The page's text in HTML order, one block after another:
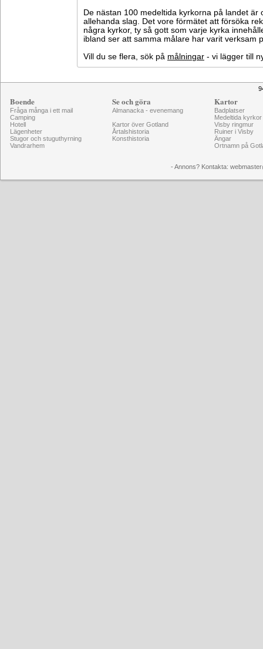
De nästan 100 medeltida kyrkorna på landet är
allehanda slag. Det vore förmätet att försöka
några kyrkor, ty så gott som varje kyrka
ibland ser att samma målare har varit verksam
Vill du se flera, sök på målningar - vi lägger till
Boende
Fråga många i ett mail
Camping
Hotell
Lägenheter
Stugor och stuguthyrning
Vandrarhem
Se och göra
Almanacka - evenemang
Kartor över Gotland
Årtalshistoria
Konsthistoria
Kartor
Badplatser
Medeltida kyrkor
Visby ringmur
Ruiner i Visby
Ängar
Ortnamn på
- Annons? Kontakta: